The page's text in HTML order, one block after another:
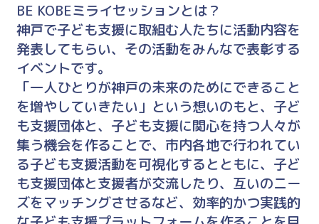
BE KOBEミライセッションとは？
神戸で子ども支援に取組む人たちに活動内容を
発表してもらい、その活動をみんなで表彰する
イベントです。
「一人ひとりが神戸の未来のためにできること
を増やしていきたい」という想いのもと、子ど
も支援団体と、子ども支援に関心を持つ人々が
集う機会を作ることで、市内各地で行われてい
る子ども支援活動を可視化するとともに、子ど
も支援団体と支援者が交流したり、互いのニー
ズをマッチングさせるなど、効率的かつ実践的